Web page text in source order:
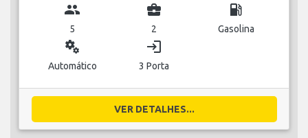
group
5
business_center
2
local_gas_station
Gasolina
miscellaneous_services
Automático
login
3 Porta
VER DETALHES...